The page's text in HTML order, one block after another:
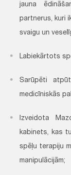
jauna
partnerus, kuri
svaigu un
Labiekārtots
Sarūpēti
medicīniskās
Izveidota
kabinets, kas
spēļu terapiju
manipulācijām;